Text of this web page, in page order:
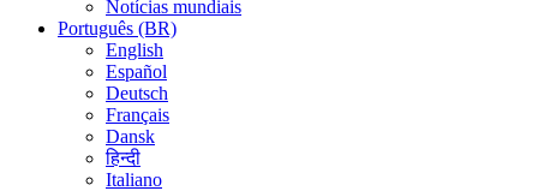
Notícias mundiais
Português (BR)
English
Español
Deutsch
Français
Dansk
हिन्दी
Italiano